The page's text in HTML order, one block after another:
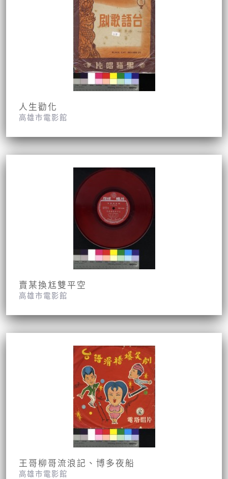
人生勸化
高雄市電影館
賣某換尪雙平空
高雄市電影館
王哥柳哥流浪記、博多夜船
高雄市電影館